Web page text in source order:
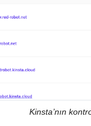
Kinsta’nın